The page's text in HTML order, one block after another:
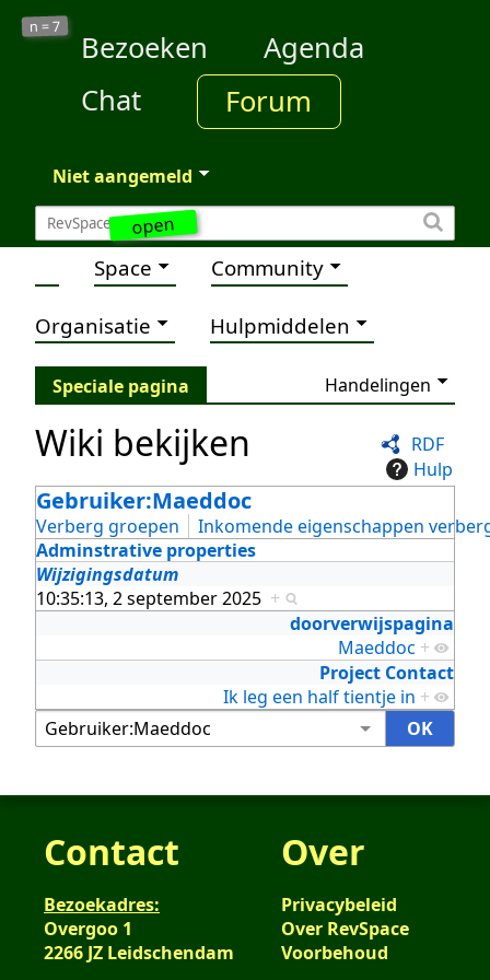
open
n =7
Bezoeken
Agenda
Chat
Forum
Niet aangemeld
Space Community
Organisatie Hulpmiddelen
Speciale pagina Handelingen
RDF
Hulp
Wiki bekijken
Gebruiker:Maeddoc
Verberg groepen
Inkomende eigenschappen
Adminstrative properties
Wijzigingsdatum
10:35:13, 2 september 2025 +
doorverwijspagina
Maeddoc +
Project Contact
Ik leg een half tientje in +
Contact
Bezoekadres:
Overgoo 1
2266 JZ Leidschendam
Over
Privacybeleid
Over RevSpace
Voorbehoud